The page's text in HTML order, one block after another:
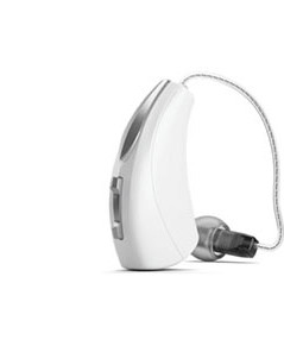
Signia hoortoestellen
Signia Pure
Audio Service R LI 7
Hoortoestelbatterijen
Onderhoudsartikelen
Signia Active Mini IX - Oplaadbaar
De Signia Active Mini IX is het